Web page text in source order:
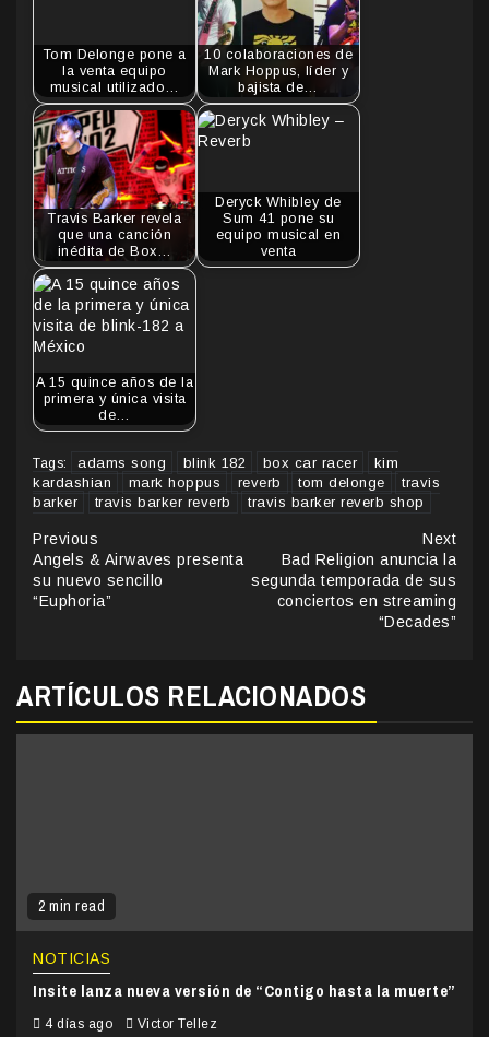
Tom Delonge pone a
la venta equipo
musical utilizado…
10 colaboraciones de
Mark Hoppus, líder y
bajista de…
Travis Barker revela
que una canción
inédita de Box…
Deryck Whibley de
Sum 41 pone su
equipo musical en
venta
A 15 quince años de la
primera y única visita
de…
Tags: adams song blink 182 box car racer
kim
kardashian
mark hoppus reverb tom delonge
travis
barker
travis barker reverb travis barker reverb shop
Continue
Reading
Previous
Angels & Airwaves presenta
su nuevo sencillo
“Euphoria”
Next
Bad Religion anuncia la
segunda temporada de sus
conciertos en streaming
“Decades”
ARTÍCULOS RELACIONADOS
2 min read
NOTICIAS
Insite lanza nueva versión de “Contigo hasta la muerte”
4 días ago Victor Tellez